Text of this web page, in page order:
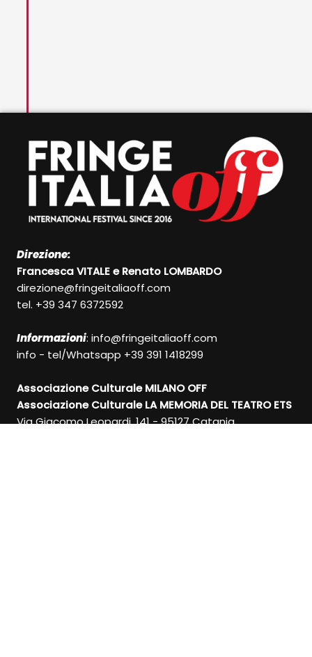
Direzione:
Francesca VITALE e Renato LOMBARDO
direzione@fringeitaliaoff.com
tel. +39 347 6372592
Informazioni: info@fringeitaliaoff.com
info - tel/Whatsapp +39 391 1418299
Associazione Culturale MILANO OFF
Associazione Culturale LA MEMORIA DEL TEATRO ETS
Via Giacomo Leopardi, 141 - 95127 Catania